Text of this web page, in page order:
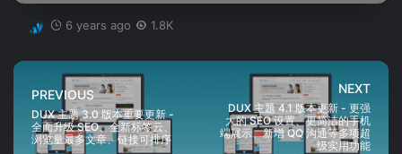
6 years ago 1.8K
PREVIOUS
DUX 主题 3.0 版本重要更新 -
全面升级 SEO、全新标签云、
浏览量最多文章、链接可排序
NEXT
DUX 主题 4.1 版本更新 - 更强
大的 SEO 设置、更简洁的手机
端展示、新增 QQ 沟通等多项超
级实用功能